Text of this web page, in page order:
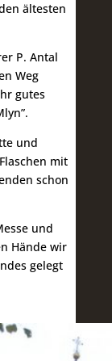
ältesten
P. Antal
Weg
gutes
und
mit
schon
und
Hände wir
gelegt